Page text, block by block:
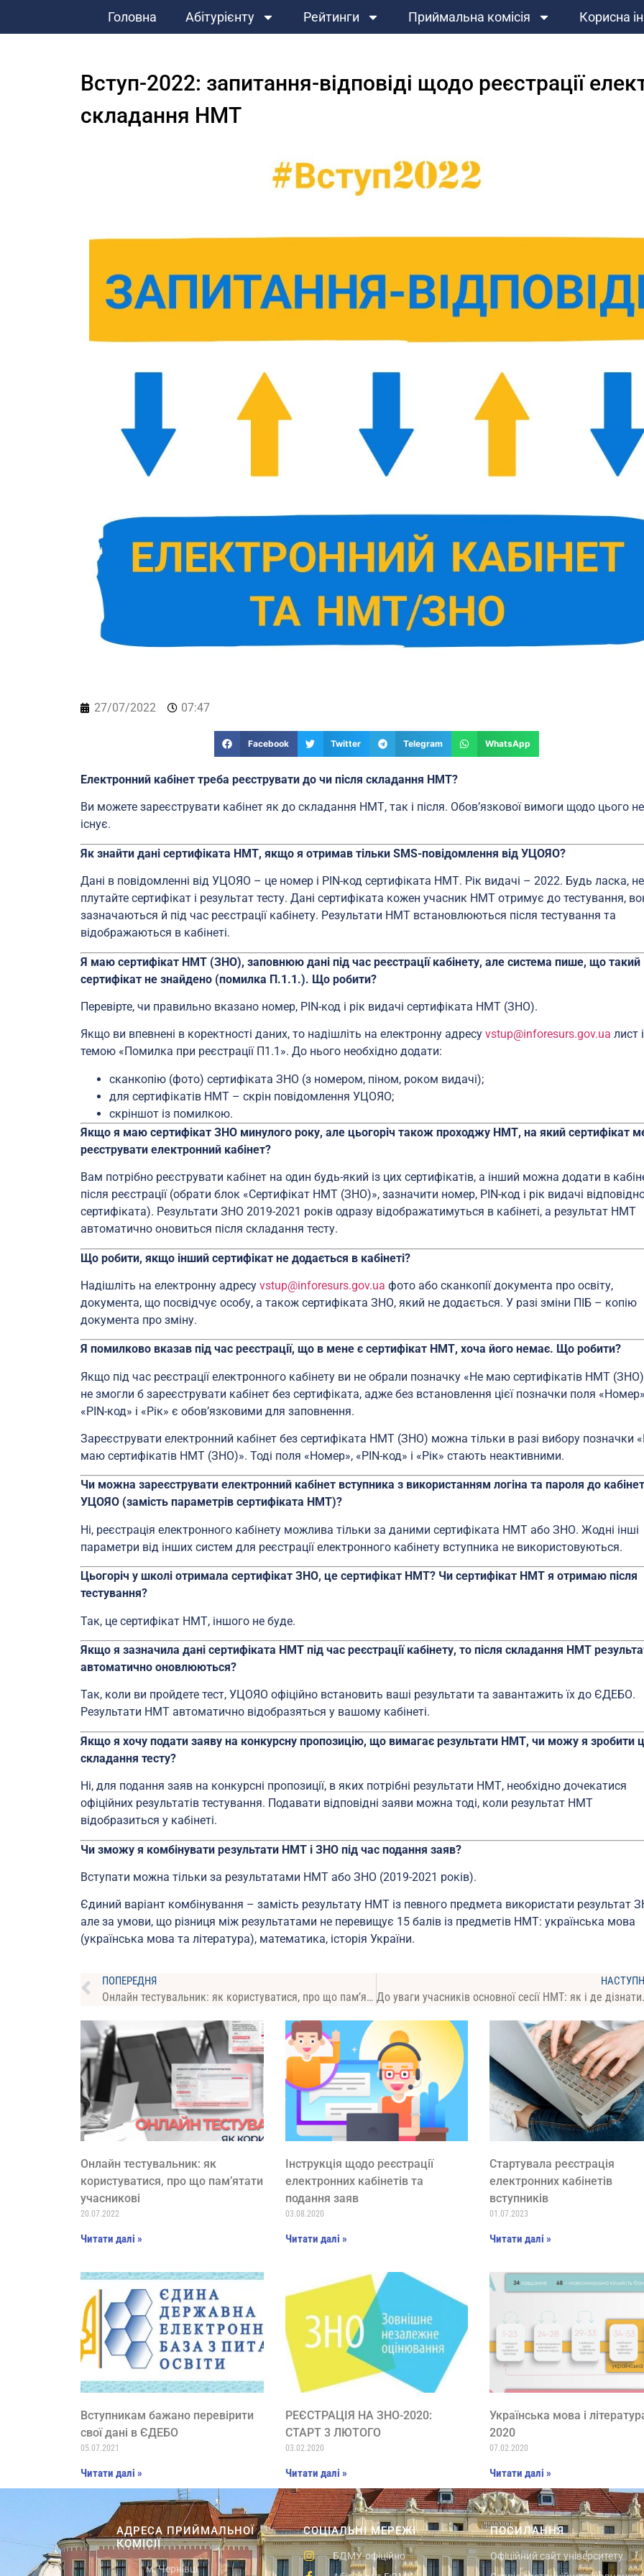
Головна Абітурієнту Рейтинги Приймальна комісія Корисна
Вступ-2022: запитання-відповіді щодо реєстрації
складання НМТ
27/07/2022 07:47
Facebook Twitter Telegram WhatsApp
Електронний кабінет треба реєструвати до чи після складання НМТ?
Ви можете зареєструвати кабінет як до складання НМТ, так і після. Обов’язкової вимоги щодо цього не
існує.
Як знайти дані сертифіката НМТ, якщо я отримав тільки SMS-повідомлення від УЦОЯО?
Дані в повідомленні від УЦОЯО – це номер і PIN-код сертифіката НМТ. Рік видачі – 2022. Будь ласка, не
плутайте сертифікат і результат тесту. Дані сертифіката кожен учасник НМТ отримує до тестування,
зазначаються й під час реєстрації кабінету. Результати НМТ встановлюються після тестування та
відображаються в кабінеті.
Я маю сертифікат НМТ (ЗНО), заповнюю дані під час реєстрації кабінету, але система пише, що такий
сертифікат не знайдено (помилка П.1.1.). Що робити?
Перевірте, чи правильно вказано номер, PIN-код і рік видачі сертифіката НМТ (ЗНО).
Якщо ви впевнені в коректності даних, то надішліть на електронну адресу vstup@inforesurs.gov.ua лист
темою «Помилка при реєстрації П1.1». До нього необхідно додати:
сканкопію (фото) сертифіката ЗНО (з номером, піном, роком видачі);
для сертифікатів НМТ – скрін повідомлення УЦОЯО;
скріншот із помилкою.
Якщо я маю сертифікат ЗНО минулого року, але цьогоріч також проходжу НМТ, на який сертифікат
реєструвати електронний кабінет?
Вам потрібно реєструвати кабінет на один будь-який із цих сертифікатів, а інший можна додати в
після реєстрації (обрати блок «Сертифікат НМТ (ЗНО)», зазначити номер, PIN-код і рік видачі
сертифіката). Результати ЗНО 2019-2021 років одразу відображатимуться в кабінеті, а результат НМТ
автоматично оновиться після складання тесту.
Що робити, якщо інший сертифікат не додається в кабінеті?
Надішліть на електронну адресу vstup@inforesurs.gov.ua фото або сканкопії документа про освіту,
документа, що посвідчує особу, а також сертифіката ЗНО, який не додається. У разі зміни ПІБ – копію
документа про зміну.
Я помилково вказав під час реєстрації, що в мене є сертифікат НМТ, хоча його немає. Що робити?
Якщо під час реєстрації електронного кабінету ви не обрали позначку «Не маю сертифікатів НМТ
не змогли б зареєструвати кабінет без сертифіката, адже без встановлення цієї позначки поля
«PIN-код» і «Рік» є обов’язковими для заповнення.
Зареєструвати електронний кабінет без сертифіката НМТ (ЗНО) можна тільки в разі вибору позначки
маю сертифікатів НМТ (ЗНО)». Тоді поля «Номер», «PIN-код» і «Рік» стають неактивними.
Чи можна зареєструвати електронний кабінет вступника з використанням логіна та пароля до
УЦОЯО (замість параметрів сертифіката НМТ)?
Ні, реєстрація електронного кабінету можлива тільки за даними сертифіката НМТ або ЗНО. Жодні інші
параметри від інших систем для реєстрації електронного кабінету вступника не використовуються.
Цьогоріч у школі отримала сертифікат ЗНО, це сертифікат НМТ? Чи сертифікат НМТ я отримаю після
тестування?
Так, це сертифікат НМТ, іншого не буде.
Якщо я зазначила дані сертифіката НМТ під час реєстрації кабінету, то після складання НМТ
автоматично оновлюються?
Так, коли ви пройдете тест, УЦОЯО офіційно встановить ваші результати та завантажить їх до ЄДЕБО.
Результати НМТ автоматично відобразяться у вашому кабінеті.
Якщо я хочу подати заяву на конкурсну пропозицію, що вимагає результати НМТ, чи можу я зробити
складання тесту?
Ні, для подання заяв на конкурсні пропозиції, в яких потрібні результати НМТ, необхідно дочекатися
офіційних результатів тестування. Подавати відповідні заяви можна тоді, коли результат НМТ
відобразиться у кабінеті.
Чи зможу я комбінувати результати НМТ і ЗНО під час подання заяв?
Вступати можна тільки за результатами НМТ або ЗНО (2019-2021 років).
Єдиний варіант комбінування – замість результату НМТ із певного предмета використати результат
але за умови, що різниця між результатами не перевищує 15 балів із предметів НМТ: українська мова
(українська мова та література), математика, історія України.
ПОПЕРЕДНЯ
Онлайн тестувальник: як користуватися, про що пам’ятати учасникові До уваги
Онлайн тестувальник: як
користуватися, про що пам’ятати
учасникові
20.07.2022
Читати далі »
Інструкція щодо реєстрації
електронних кабінетів та
подання заяв
03.08.2020
Читати далі »
Стартувала реєстрація
електронних кабінетів
вступників
01.07.2023
Читати далі »
Вступникам бажано перевірити
свої дані в ЄДЕБО
05.07.2021
Читати далі »
РЕЄСТРАЦІЯ НА ЗНО-2020:
СТАРТ 3 ЛЮТОГО
03.02.2020
Читати далі »
Українська мова і
2020
07.02.2020
Читати далі »
АДРЕСА ПРИЙМАЛЬНОЇ
КОМІСІЇ
м. Чернівці
СОЦІАЛЬНІ МЕРЕЖІ
БДМУ-офіційно
ПОСИЛАННЯ
Офіційний сайт університету